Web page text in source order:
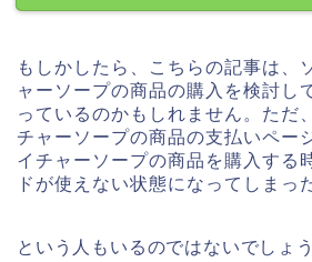
もしかしたら、こちらの記事は、
ャーソープの商品の購入を検討し
っているのかもしれません。ただ
チャーソープの商品の支払いペー
イチャーソープの商品を購入する
ドが使えない状態になってしまっ
という人もいるのではないでしょ